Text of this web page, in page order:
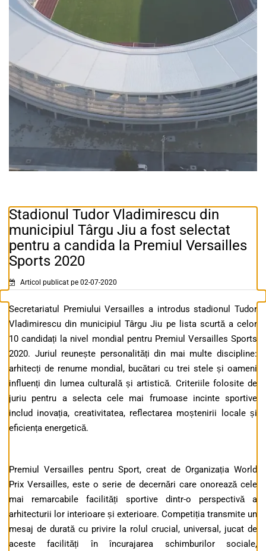
Stadionul Tudor Vladimirescu din
municipiul Târgu Jiu a fost selectat
pentru a candida la Premiul Versailles
Sports 2020
Articol publicat pe 02-07-2020
Secretariatul Premiului Versailles a introdus stadionul Tudor
Vladimirescu din municipiul Târgu Jiu pe lista scurtă a celor
10 candidați la nivel mondial pentru Premiul Versailles Sports
2020. Juriul reunește personalități din mai multe discipline:
arhitecți de renume mondial, bucătari cu trei stele și oameni
influenți din lumea culturală și artistică. Criteriile folosite de
juriu pentru a selecta cele mai frumoase incinte sportive
includ inovația, creativitatea, reflectarea moștenirii locale și
eficiența energetică.
Premiul ​​Versailles pentru Sport, creat de Organizația World
Prix Versailles, este o serie de decernări care onorează cele
mai remarcabile facilități sportive dintr-o perspectivă a
arhitecturii lor interioare și exterioare. Competiția transmite un
mesaj de durată cu privire la rolul crucial, universal, jucat de
aceste facilități în încurajarea schimburilor sociale,